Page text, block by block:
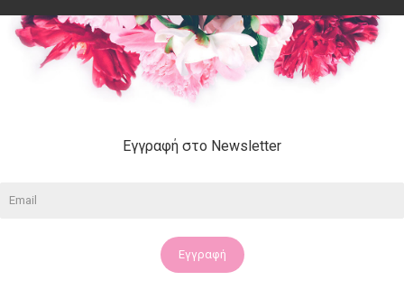
Εγγραφή στο Newsletter
Εγγραφή